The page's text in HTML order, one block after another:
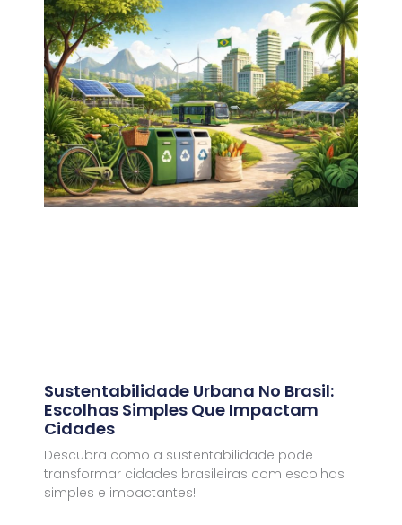
Sustentabilidade Urbana No Brasil:
Escolhas Simples Que Impactam
Cidades
Descubra como a sustentabilidade pode
transformar cidades brasileiras com escolhas
simples e impactantes!